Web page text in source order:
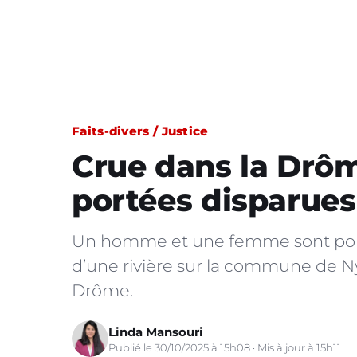
Faits-divers / Justice
Crue dans la
portées disparues
Un homme et une femme sont
d’une rivière sur la commune de
Drôme.
Linda Mansouri
Publié le 30/10/2025 à 15h08 · Mis à jour à 15h11